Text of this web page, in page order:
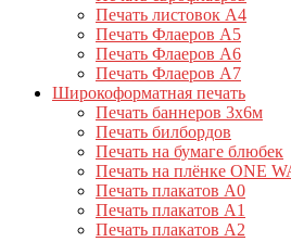
Печать листовок А4
Печать Флаеров А5
Печать Флаеров А6
Печать Флаеров А7
Широкоформатная печать
Печать баннеров 3х6м
Печать билбордов
Печать на бумаге блюбек
Печать на плёнке ONE
Печать плакатов А0
Печать плакатов А1
Печать плакатов А2